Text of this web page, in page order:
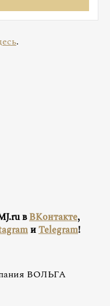
.
вВКонтакте,
иTelegram!
ВОЛЬГА